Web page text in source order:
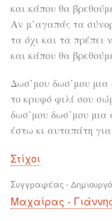
και κάπου θα
Αν μ’αγαπάς τα
τα όχι και τα πρέπει
και κάπου θα
Δωσ’μου δωσ’μου μια
το κρυφό φιλί σου
δωσ’μου δωσ’μου μια
έστω κι αυταπάτη
Στίχοι
Συγγραφέας -
Μαχαίρας -